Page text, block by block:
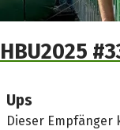
HBU2025
Ups
Dieser Empfänger